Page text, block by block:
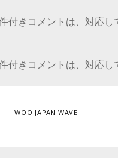
付きコメントは、対応
付きコメントは、対応
WOO JAPAN WAVE